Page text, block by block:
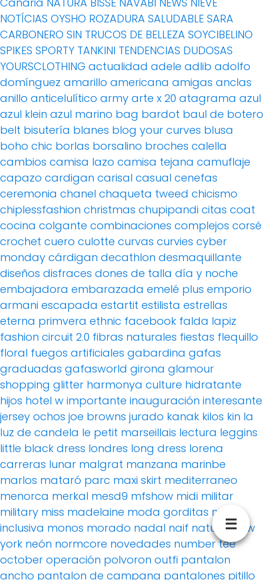
NOTÍCIAS OYSHO ROZADURA SALUDABLE SARA
CARBONERO SIN TRUCOS DE BELLEZA SOYCIBELINO
SPIKES SPORTY TANKINI TENDENCIAS DUDOSAS
YOURSCLOTHING actualidad adele adlib adolfo
domínguez amarillo americana amigas anclas
anillo anticelulítico army arte x 20 atagrama azul
azul klein azul marino bag bardot baul de botero
belt bisutería blanes blog your curves blusa
boho chic borlas borsalino broches calella
cambios camisa lazo camisa tejana camuflaje
capazo cardigan carisal casual cenefas
ceremonia chanel chaqueta tweed chicismo
chiplessfashion christmas chupipandi citas coat
cocina colgante combinaciones complejos corsé
crochet cuero culotte curvas curvies cyber
monday cárdigan decathlon desmaquillante
diseños disfraces dones de talla día y noche
embajadora embarazada emelé plus emporio
armani escapada estartit estilista estrellas
eterna primvera ethnic facebook falda lapiz
fashion circuit 2.0 fibras naturales fiestas flequillo
floral fuegos artificiales gabardina gafas
graduadas gafasworld girona glamour
shopping glitter harmonya culture hidratante
hijos hotel w importante inauguración interesante
jersey ochos joe browns jurado kanak kilos kin la
luz de candela le petit marseillais lectura leggins
little black dress londres long dress lorena
carreras lunar malgrat manzana marinbe
marlos mataró parc maxi skirt mediterraneo
menorca merkal mesd9 mfshow midi militar
military miss madelaine moda gorditas moda
inclusiva monos morado nadal naif natural new
york neón normcore novedades number tee
october operación polvoron outfi pantalon
ancho pantalon de campana pantalones pitillo
☰